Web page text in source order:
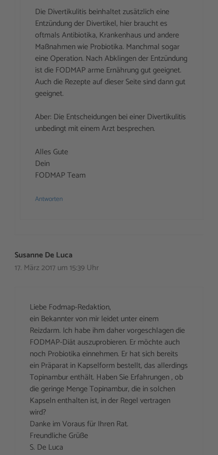
Die Divertikulitis beinhaltet zusätzlich eine
Entzündung der Divertikel, hier braucht es
oftmals Antibiotika, Krankenhaus und andere
Maßnahmen wie Probiotika. Manchmal sogar
eine Operation. Nach Abklingen der Entzündung
ist die FODMAP arme Ernährung gut geeignet.
Auch die Rezepte auf dieser Seite sind dann gut
geeignet.
Aber: Die Entscheidungen bei einer Divertikulitis
unbedingt mit einem Arzt besprechen.
Alles Gute
Dein
FODMAP Team
Antworten
Susanne De Luca
17. März 2017 um 15:39 Uhr
Liebe Fodmap-Redaktion,
ein Bekannter von mir leidet unter einem
Reizdarm. Ich habe ihm daher vorgeschlagen die
FODMAP-Diät auszuprobieren. Er möchte auch
noch Probiotika einnehmen. Er hat sich bereits
ein Präparat in Kapselform bestellt, das allerdings
Topinambur enthält. Haben Sie Erfahrungen , ob
die geringe Menge Topinambur, die in solchen
Kapseln enthalten ist, in der Regel vertragen
wird?
Danke im Voraus für Ihren Rat.
Freundliche Grüße
S. De Luca